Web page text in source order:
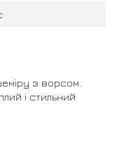
з ворсом.
і стильний